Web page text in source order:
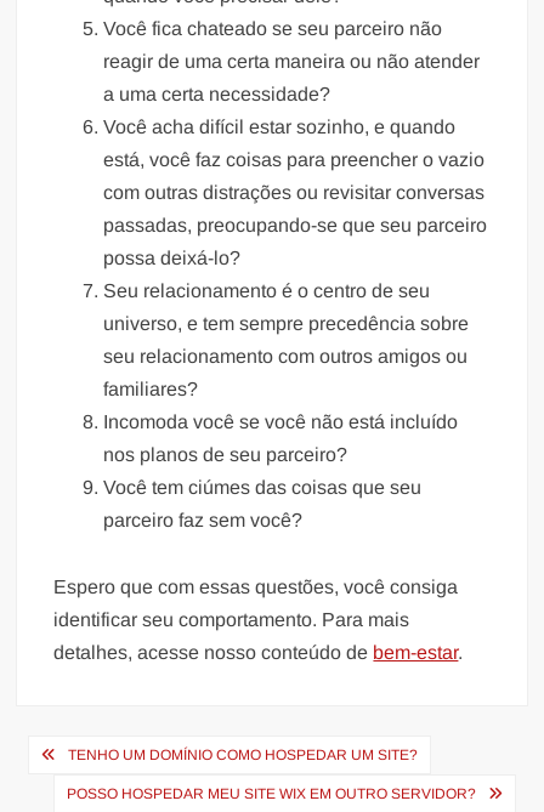
Você fica chateado se seu parceiro não
reagir de uma certa maneira ou não atender
a uma certa necessidade?
Você acha difícil estar sozinho, e quando
está, você faz coisas para preencher o vazio
com outras distrações ou revisitar conversas
passadas, preocupando-se que seu parceiro
possa deixá-lo?
Seu relacionamento é o centro de seu
universo, e tem sempre precedência sobre
seu relacionamento com outros amigos ou
familiares?
Incomoda você se você não está incluído
nos planos de seu parceiro?
Você tem ciúmes das coisas que seu
parceiro faz sem você?
Espero que com essas questões, você consiga
identificar seu comportamento. Para mais
detalhes, acesse nosso conteúdo de bem-estar.
Navegação
TENHO UM DOMÍNIO COMO HOSPEDAR UM SITE?
POSSO HOSPEDAR MEU SITE WIX EM OUTRO SERVIDOR?